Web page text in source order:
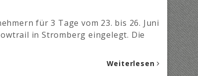
für 3 Tage vom 23. bis 26. Juni
in Stromberg eingelegt. Die
Weiterlesen